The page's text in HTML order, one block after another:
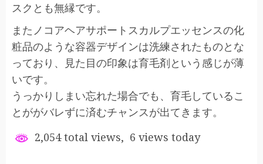
スクとも無縁です。
またノコアヘアサポートスカルプエッセンスの化
粧品のような容器デザインは洗練されたものとな
っており、見た目の印象は育毛剤という感じが薄
いです。
うっかりしまい忘れた場合でも、育毛しているこ
とががバレずに済むチャンスが出てきます。
2,054 total views, 6 views today